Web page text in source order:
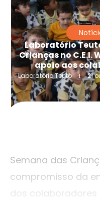
Laboratório
Crianças no C.E.I.
apoio aos
Laboratório Teuto 21
Semana das
compromisso da
dos colaboradores